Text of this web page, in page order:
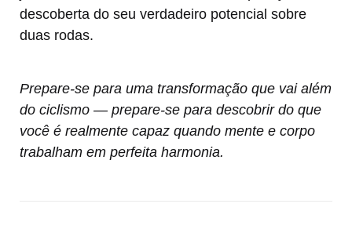
descoberta do seu verdadeiro potencial sobre
duas rodas.
Prepare-se para uma transformação que vai além
do ciclismo — prepare-se para descobrir do que
você é realmente capaz quando mente e corpo
trabalham em perfeita harmonia.